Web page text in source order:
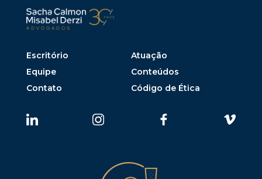
Escritório
Atuação
Equipe
Conteúdos
Contato
Código de Ética